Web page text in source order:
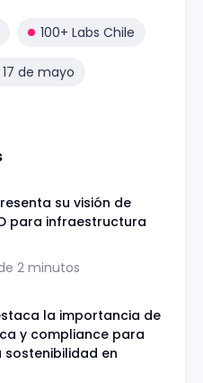
100+ Labs Chile
17 de mayo
su visión de
para infraestructura
2 minutos
la importancia de
y compliance para
sostenibilidad en